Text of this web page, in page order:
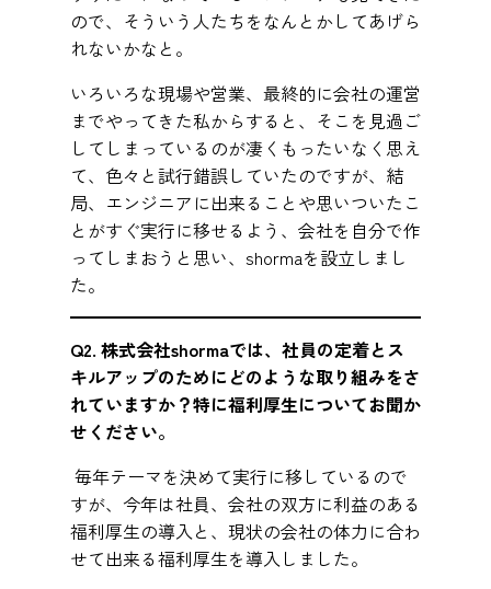
ので、そういう人たちをなんとかしてあげら
れないかなと。
いろいろな現場や営業、最終的に会社の運営
までやってきた私からすると、そこを見過ご
してしまっているのが凄くもったいなく思え
て、色々と試行錯誤していたのですが、結
局、エンジニアに出来ることや思いついたこ
とがすぐ実行に移せるよう、会社を自分で作
ってしまおうと思い、shormaを設立しまし
た。
Q2. 株式会社shormaでは、社員の定着とス
キルアップのためにどのような取り組みをさ
れていますか？特に福利厚生についてお聞か
せください。
毎年テーマを決めて実行に移しているので
すが、今年は社員、会社の双方に利益のある
福利厚生の導入と、現状の会社の体力に合わ
せて出来る福利厚生を導入しました。